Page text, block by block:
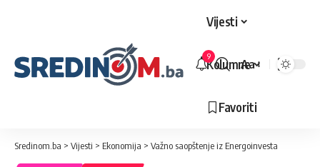
Vijesti
Kolumne
Favoriti
9
Veličina
Aa
Sredinom.ba > Vijesti > Ekonomija > Važno saopštenje iz Energoinvesta